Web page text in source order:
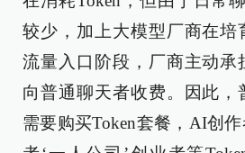
较少，加上大模型厂商在培
流量入口阶段，厂商主动承
向普通聊天者收费。因此，
需要购买Token套餐，AI创